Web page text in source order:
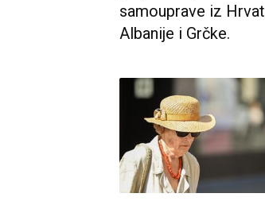
samouprave iz
Albanije i Grčke.